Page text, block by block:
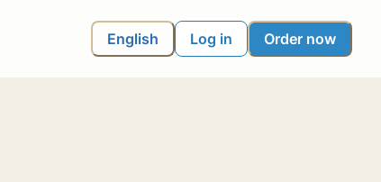
English Log in Order now